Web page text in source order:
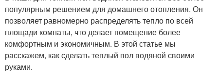
популярным решением для домашнего отопления. Он
позволяет равномерно распределять тепло по всей
площади комнаты, что делает помещение более
комфортным и экономичным. В этой статье мы
расскажем, как сделать теплый пол водяной своими
руками.